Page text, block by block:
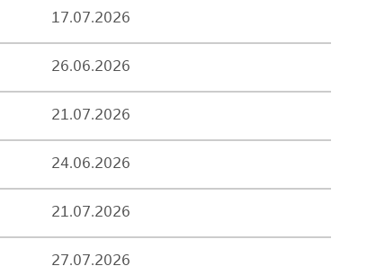
17.07.2026
26.06.2026
21.07.2026
24.06.2026
21.07.2026
27.07.2026